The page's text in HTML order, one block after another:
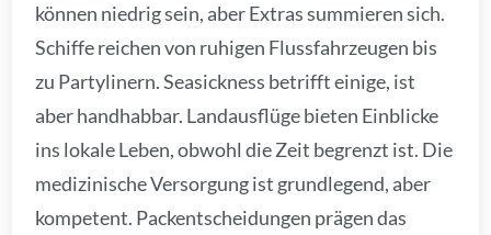
können niedrig sein, aber Extras summieren sich.
Schiffe reichen von ruhigen Flussfahrzeugen bis
zu Partylinern. Seasickness betrifft einige, ist
aber handhabbar. Landausflüge bieten Einblicke
ins lokale Leben, obwohl die Zeit begrenzt ist. Die
medizinische Versorgung ist grundlegend, aber
kompetent. Packentscheidungen prägen das